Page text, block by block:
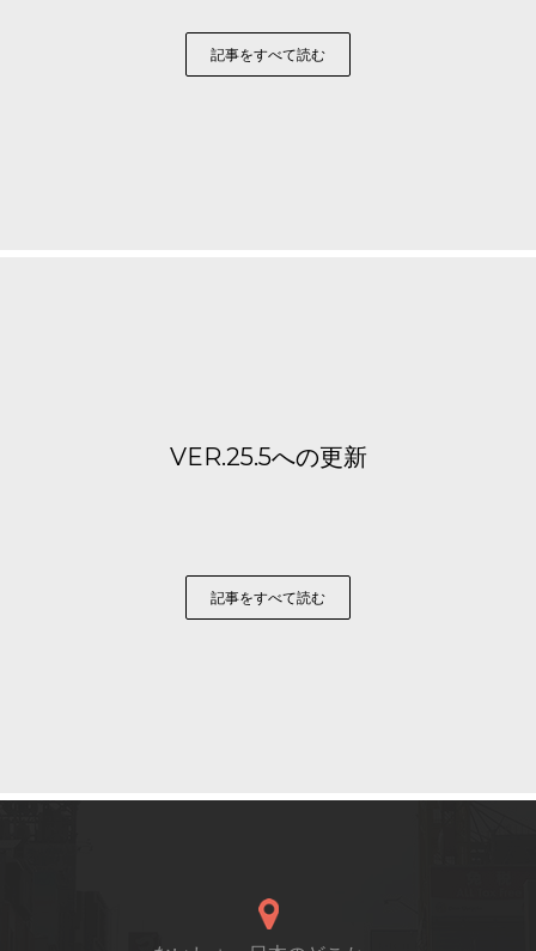
記事をすべて読む
VER.25.5への更新
記事をすべて読む